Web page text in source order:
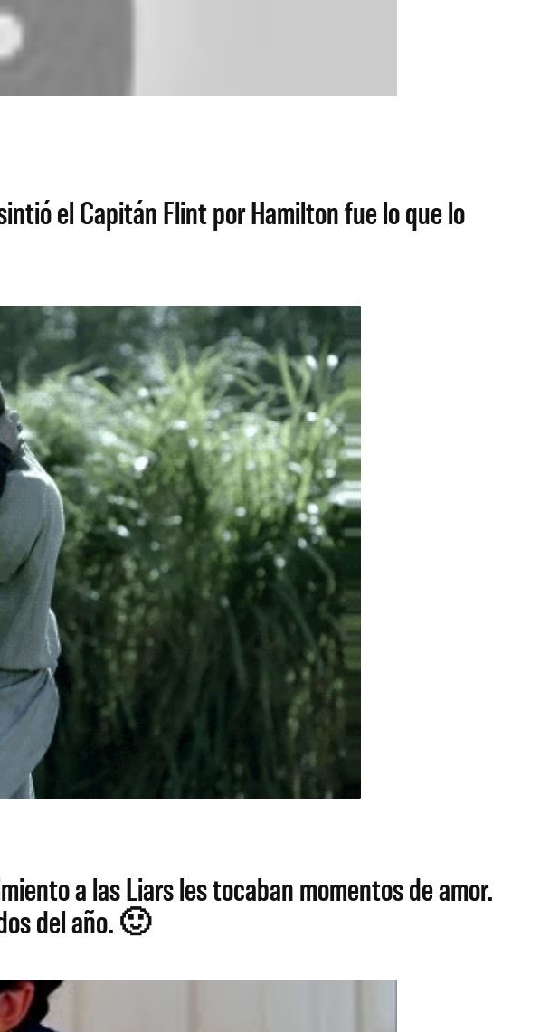
el Capitán Flint por Hamilton fue lo que lo
a las Liars les tocaban momentos de amor.
del año. 🙂